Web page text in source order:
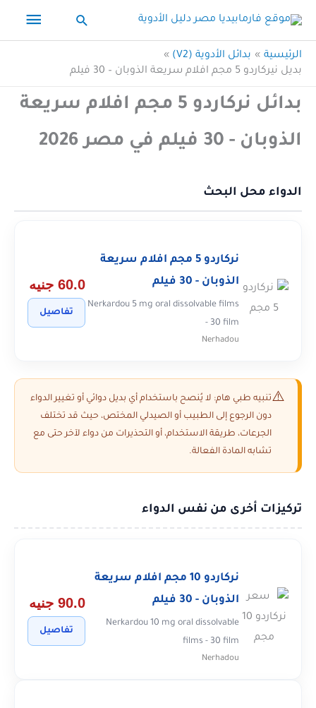
المحتوى
البحث
الرئيسية
بدائل الأدوية (V2)
بديل نيركاردو 5 مجم افلام سريعة الذوبان – 30 فيلم
بدائل نركاردو 5 مجم افلام سريعة
الذوبان - 30 فيلم في مصر 2026
الدواء محل البحث
نركاردو 5 مجم افلام سريعة
الذوبان - 30 فيلم
Nerkardou 5 mg oral dissolvable films
- 30 film
Nerhadou
60.0 جنيه
تفاصيل
تنبيه طبي هام: لا يُنصح باستخدام أي بديل دوائي أو تغيير الدواء
دون الرجوع إلى الطبيب أو الصيدلي المختص، حيث قد تختلف
الجرعات، طريقة الاستخدام، أو التحذيرات من دواء لآخر حتى مع
تشابه المادة الفعالة.
تركيزات أخرى من نفس الدواء
نركاردو 10 مجم افلام سريعة
الذوبان - 30 فيلم
Nerkardou 10 mg oral dissolvable
films - 30 film
Nerhadou
90.0 جنيه
تفاصيل